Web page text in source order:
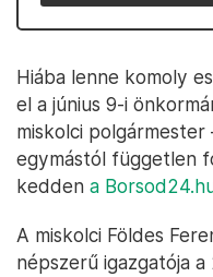
Hiába lenne komoly
el a június 9-i
miskolci
egymástól független
kedden a
A miskolci Földes
népszerű igazgatója a